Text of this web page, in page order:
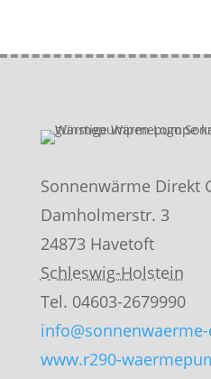
Sonnenwärme Direkt
Damholmerstr. 3
24873 Havetoft
Schleswig-Holstein
Tel. 04603-2679990
www.r290-